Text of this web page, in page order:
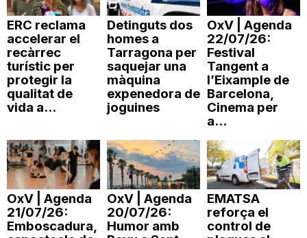
ERC reclama
accelerar el
recàrrec
turístic per
protegir la
qualitat de
vida a...
Detinguts dos
homes a
Tarragona per
saquejar una
màquina
expenedora de
joguines
OxV | Agenda
22/07/26:
Festival
Tangent a
l’Eixample de
Barcelona,
Cinema per
a...
OxV | Agenda
21/07/26:
Emboscadura,
OxV | Agenda
20/07/26:
Humor amb
EMATSA
reforça el
control de